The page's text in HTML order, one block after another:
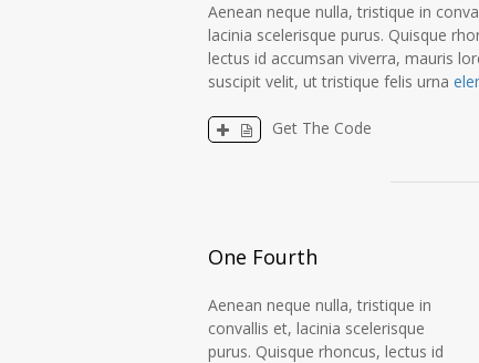
Aenean neque nulla, tristique in
lacinia scelerisque purus. Quisque
lectus id accumsan viverra, mauris
suscipit velit, ut tristique felis urna
Get The Code
One Fourth
Aenean neque nulla, tristique in
convallis et, lacinia scelerisque
purus. Quisque rhoncus, lectus id